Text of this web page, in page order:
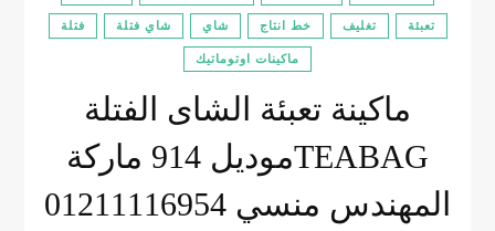
تعبئة تغليف خط انتاج شاي شاي فتلة فتلة
ماكينات اوتوماتيك
ماكينة تعبئة الشاى الفتلة
TEABAGموديل 914 ماركة
المهندس منسي 01211116954